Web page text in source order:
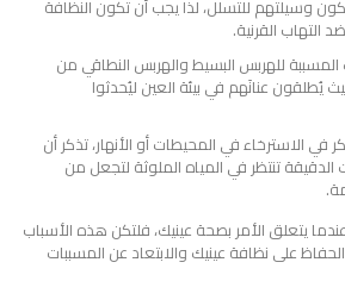
وسيلتهم للتسلل، لذا يجب أن تكون النظافة
القرنية.
المسببة للهربس البسيط والهربس النطاقي من
يُطلقون عنانَهم في بيئة العين ليُحدثوا
في الاسترخاء في المحيطات أو الأنهار، تذكر أن
الدقيقة تنتظر في المياه الملوثة لتجعل من
يتعلق الأمر بصحة عينيك، فلتكن هذه الأسباب
على نظافة عينيك والابتعاد عن المسببات